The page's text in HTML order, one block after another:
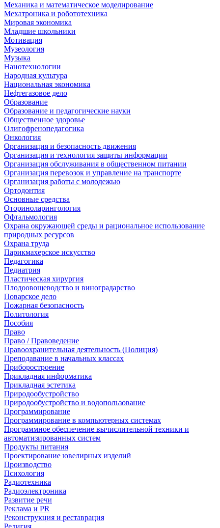
Механика и математическое моделирование
Мехатроника и робототехника
Мировая экономика
Младшие школьники
Мотивация
Музеология
Музыка
Нанотехнологии
Народная культура
Национальная экономика
Нефтегазовое дело
Образование
Образование и педагогические науки
Общественное здоровье
Олигофренопедагогика
Онкология
Организация и безопасность движения
Организация и технология защиты информации
Организация обслуживания в общественном питании
Организация перевозок и управление на транспорте
Организация работы с молодежью
Ортодонтия
Основные средства
Оториноларингология
Офтальмология
Охрана окружающей среды и рациональное использование
природных ресурсов
Охрана труда
Парикмахерское искусство
Педагогика
Педиатрия
Пластическая хирургия
Плодоовощеводство и виноградарство
Поварское дело
Пожарная безопасность
Политология
Пособия
Право
Право / Правоведение
Правоохранительная деятельность (Полиция)
Преподавание в начальных классах
Приборостроение
Прикладная информатика
Прикладная эстетика
Природообустройство
Природообустройство и водопользование
Программирование
Программирование в компьютерных системах
Программное обеспечение вычислительной техники и
автоматизированных систем
Продукты питания
Проектирование ювелирных изделий
Производство
Психология
Радиотехника
Радиоэлектроника
Развитие речи
Реклама и PR
Реконструкция и реставрация
Религия